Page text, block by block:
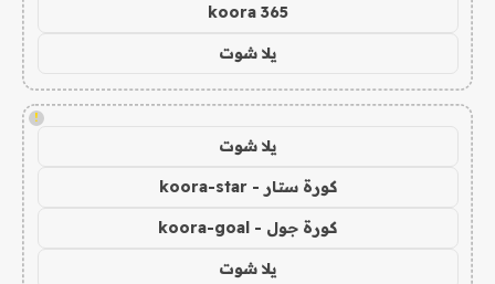
koora 365
يلا شوت
!
يلا شوت
كورة ستار - koora-star
كورة جول - koora-goal
يلا شوت